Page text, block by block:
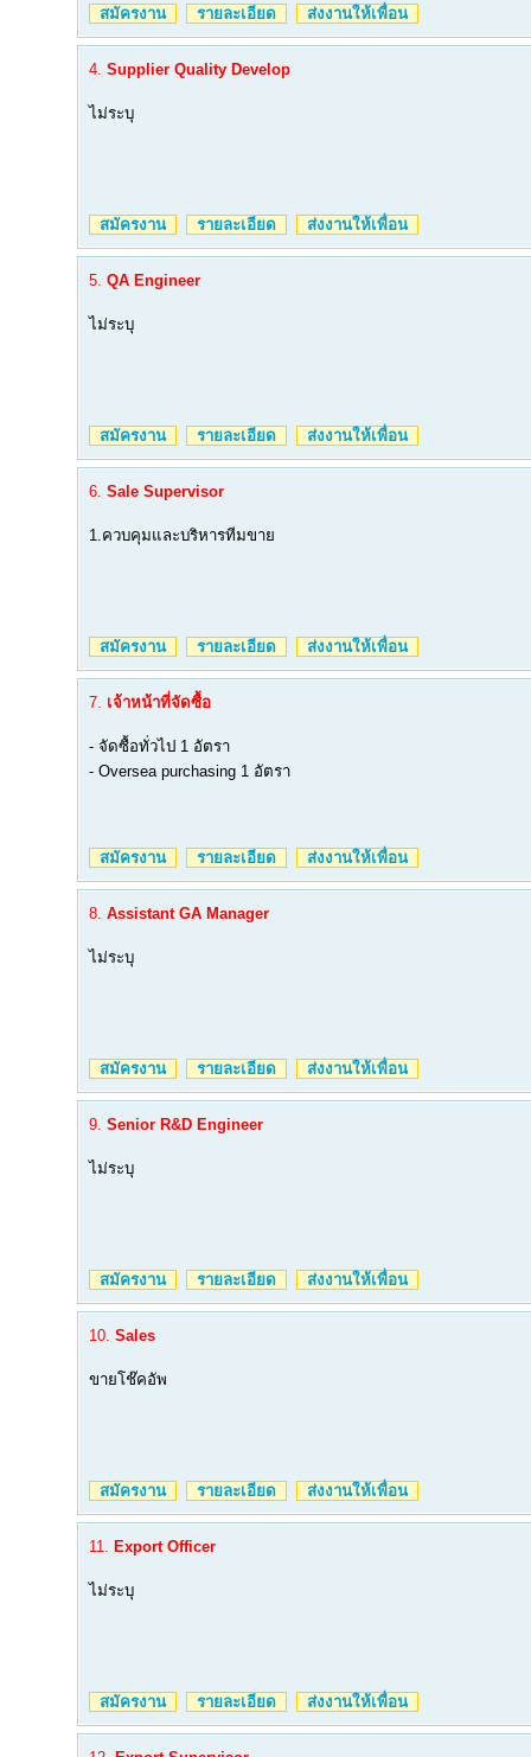
สมัครงาน รายละเอียด ส่งงานให้เพื่อน
4. Supplier Quality Develop
ไม่ระบุ
สมัครงาน รายละเอียด ส่งงานให้เพื่อน
5. QA Engineer
ไม่ระบุ
สมัครงาน รายละเอียด ส่งงานให้เพื่อน
6. Sale Supervisor
1.ควบคุมและบริหารทีมขาย
สมัครงาน รายละเอียด ส่งงานให้เพื่อน
7. เจ้าหน้าที่จัดซื้อ
- จัดซื้อทั่วไป 1 อัตรา
- Oversea purchasing 1 อัตรา
สมัครงาน รายละเอียด ส่งงานให้เพื่อน
8. Assistant GA Manager
ไม่ระบุ
สมัครงาน รายละเอียด ส่งงานให้เพื่อน
9. Senior R&D Engineer
ไม่ระบุ
สมัครงาน รายละเอียด ส่งงานให้เพื่อน
10. Sales
ขายโช๊คอัพ
สมัครงาน รายละเอียด ส่งงานให้เพื่อน
11. Export Officer
ไม่ระบุ
สมัครงาน รายละเอียด ส่งงานให้เพื่อน